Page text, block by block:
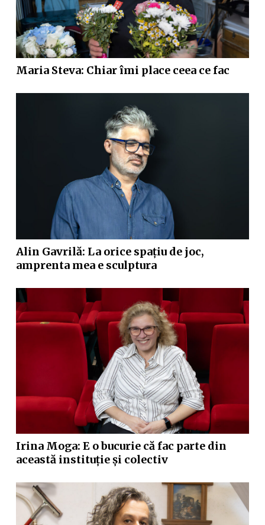
Maria Steva: Chiar îmi place ceea ce fac
Alin Gavrilă: La orice spațiu de joc,
amprenta mea e sculptura
Irina Moga: E o bucurie că fac parte din
această instituție și colectiv